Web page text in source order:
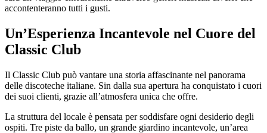
accontenteranno tutti i gusti.
Un’Esperienza Incantevole nel Cuore del
Classic Club
Il Classic Club può vantare una storia affascinante nel panorama
delle discoteche italiane. Sin dalla sua apertura ha conquistato i cuori
dei suoi clienti, grazie all’atmosfera unica che offre.
La struttura del locale è pensata per soddisfare ogni desiderio degli
ospiti. Tre piste da ballo, un grande giardino incantevole, un’area